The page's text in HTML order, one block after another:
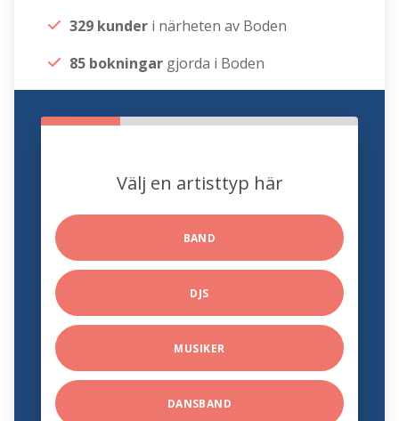
329 kunder i närheten av Boden
85 bokningar gjorda i Boden
Välj en artisttyp här
BAND
DJS
MUSIKER
DANSBAND